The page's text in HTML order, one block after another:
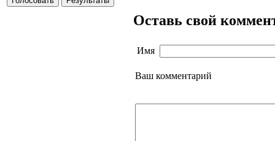
Оставь свой
Имя
Ваш комментарий